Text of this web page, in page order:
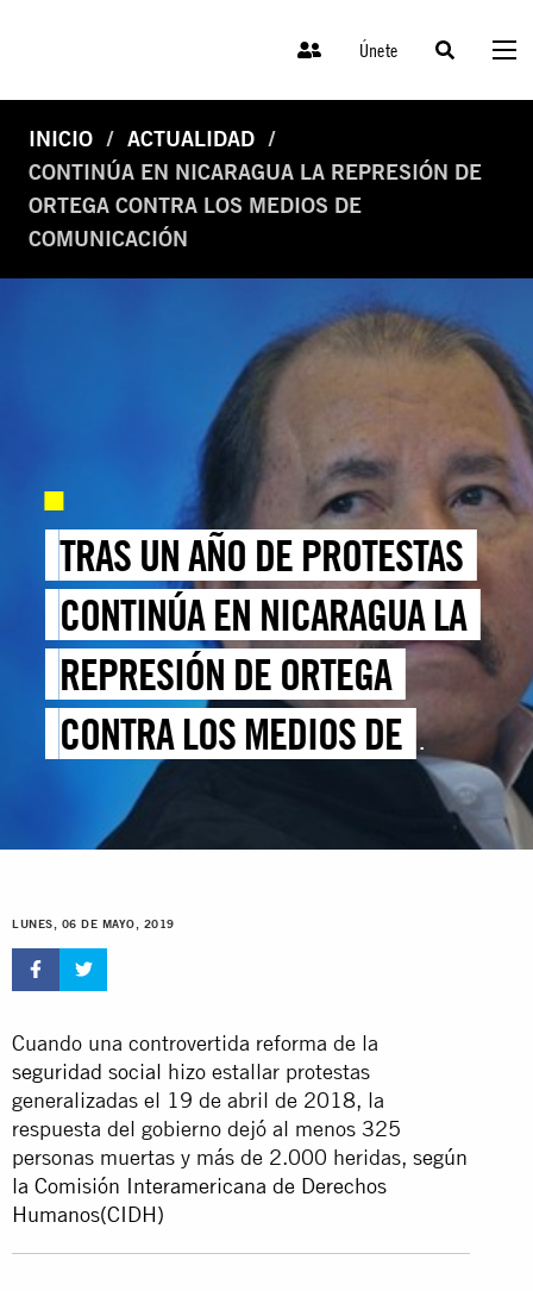
Únete
INICIO
ACTUALIDAD
CONTINÚA EN NICARAGUA LA REPRESIÓN DE
ORTEGA CONTRA LOS MEDIOS DE
COMUNICACIÓN
TRAS UN AÑO DE PROTESTAS
CONTINÚA EN NICARAGUA LA
REPRESIÓN DE ORTEGA
CONTRA LOS MEDIOS DE
COMUNICACIÓN
LUNES, 06 DE MAYO, 2019
Cuando una controvertida reforma de la
seguridad social hizo estallar protestas
generalizadas el 19 de abril de 2018, la
respuesta del gobierno dejó al menos 325
personas muertas y más de 2.000 heridas, según
la Comisión Interamericana de Derechos
Humanos(CIDH)